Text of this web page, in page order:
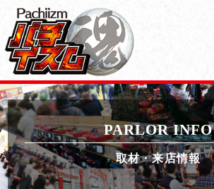
PARLOR INFO
取材・来店情報